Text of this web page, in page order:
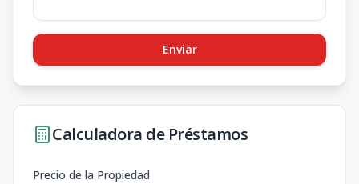
Enviar
Calculadora de Préstamos
Precio de la Propiedad